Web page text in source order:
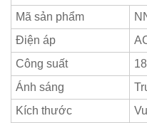
Mã sản phẩm
Điện áp
Công suất
Ánh sáng
Kích thước